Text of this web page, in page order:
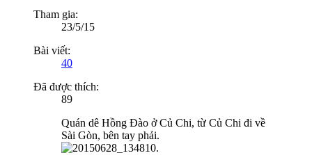
Tham gia:
23/5/15
Bài viết:
40
Đã được thích:
89
Quán dê Hồng Đào ở Củ Chi, từ Củ Chi đi về
Sài Gòn, bên tay phải.